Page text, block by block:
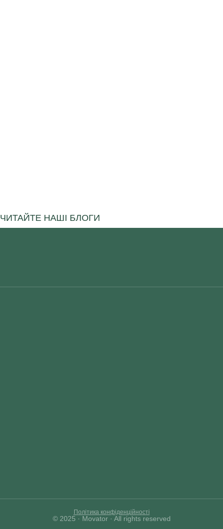
ЧИТАЙТЕ НАШІ БЛОГИ
© 2025 · Movator · All rights reserved
Політика конфіденційності